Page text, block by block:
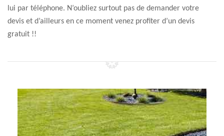
lui par téléphone. N’oubliez surtout pas de demander votre
devis et d’ailleurs en ce moment venez profiter d’un devis
gratuit !!